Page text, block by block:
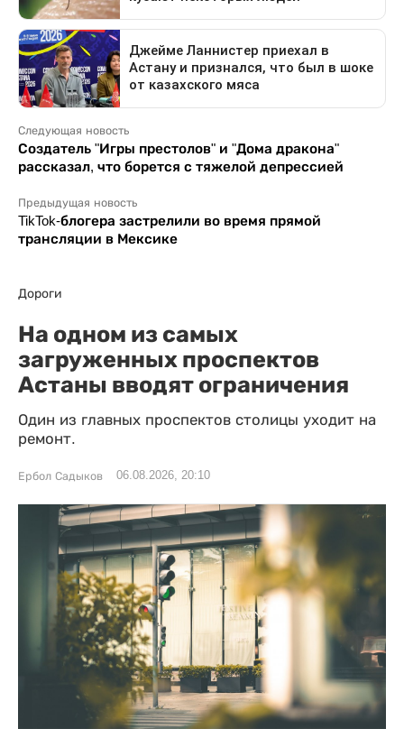
Следующая новость
Создатель "Игры престолов" и "Дома дракона"
рассказал, что борется с тяжелой депрессией
Предыдущая новость
TikTok-блогера застрелили во время прямой
трансляции в Мексике
Дороги
На одном из самых
загруженных проспектов
Астаны вводят ограничения
Один из главных проспектов столицы уходит на
ремонт.
Ербол Садыков 06.08.2026, 20:10